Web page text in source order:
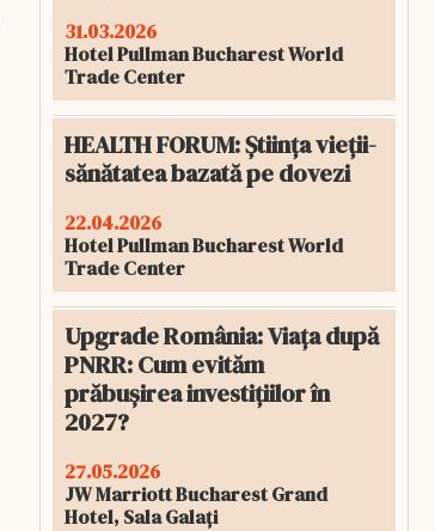
31.03.2026
Hotel Pullman Bucharest World
Trade Center
HEALTH FORUM: Știința vieții-
sănătatea bazată pe dovezi
22.04.2026
Hotel Pullman Bucharest World
Trade Center
Upgrade România: Viața după
PNRR: Cum evităm
prăbușirea investițiilor în
2027?
27.05.2026
JW Marriott Bucharest Grand
Hotel, Sala Galați